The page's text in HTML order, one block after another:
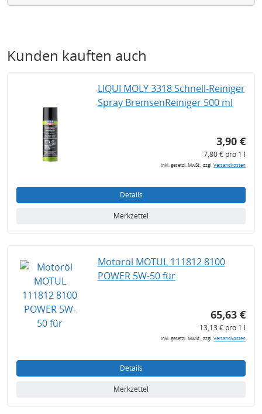
Kunden kauften auch
LIQUI MOLY 3318 Schnell-Reiniger
Spray BremsenReiniger 500 ml
3,90 €
7,80 € pro 1 l
inkl. gesetzl. MwSt., zzgl.Versandkosten
Details
Merkzettel
Motoröl MOTUL 111812 8100
POWER 5W-50 für
65,63 €
13,13 € pro 1 l
inkl. gesetzl. MwSt., zzgl.Versandkosten
Details
Merkzettel